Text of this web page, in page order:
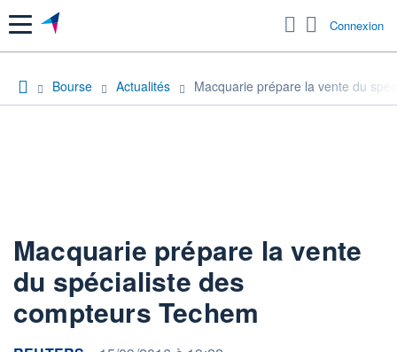
Menu Connexion
Bourse Actualités Macquarie prépare la vente du
Macquarie prépare la vente
du spécialiste des
compteurs Techem